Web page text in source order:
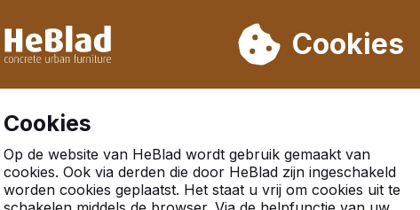
wij niet van week 31 t/m week 33. Houdt u daarom
Cookies
Cookies
Op de website van HeBlad wordt gebruik gemaakt van
cookies. Ook via derden die door HeBlad zijn ingeschakeld
worden cookies geplaatst. Het staat u vrij om cookies uit te
producten verkocht Klanten beoordelen HeBlad met